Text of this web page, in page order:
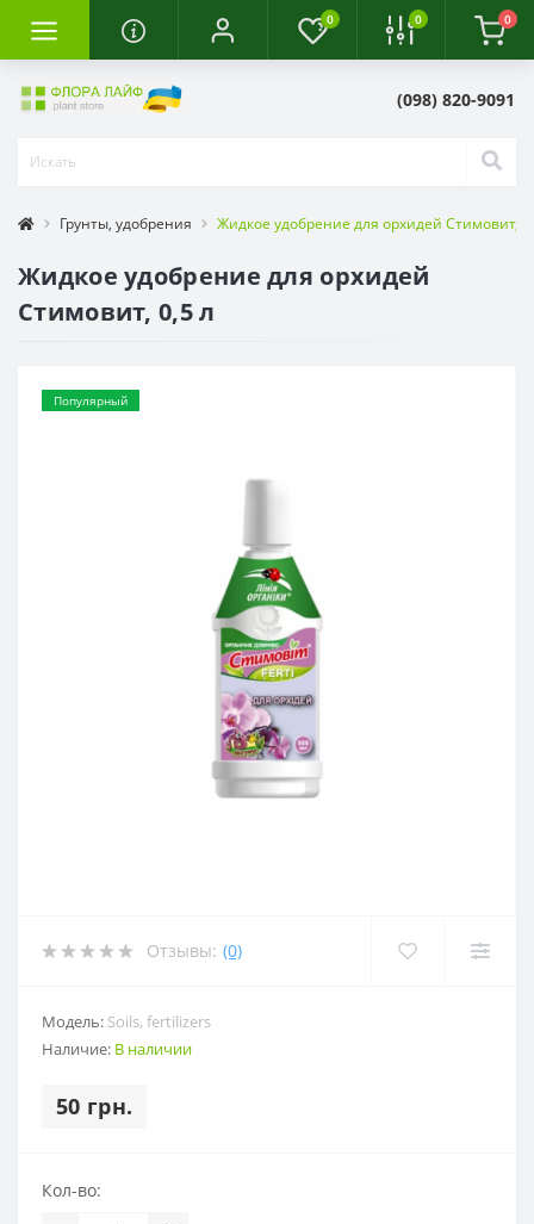
0 0 0
(098) 820-9091
Грунты, удобрения Жидкое удобрение для орхидей Стимовит,
Жидкое удобрение для орхидей
Стимовит, 0,5 л
Популярный
Отзывы: (0)
Модель: Soils, fertilizers
Наличие: В наличии
50 грн.
Кол-во: